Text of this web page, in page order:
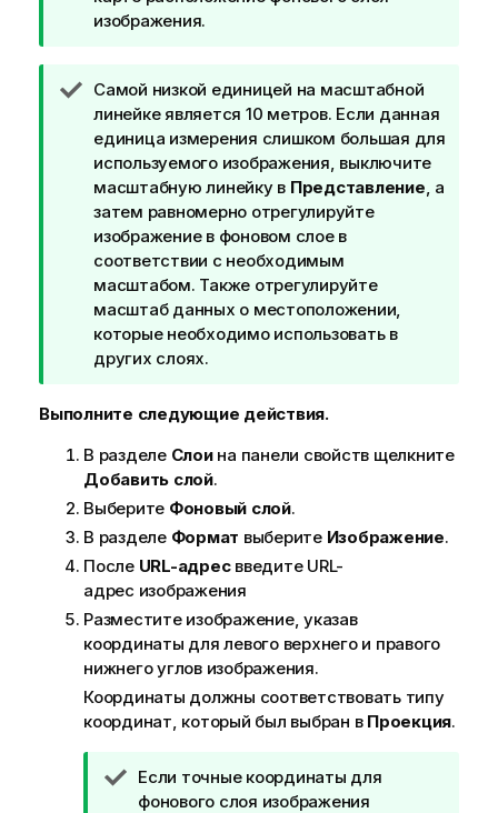
и
п
о
д
с
к
а
з
к
е
изображения.
П
р
и
м
е
ч
а
н
и
е
к
п
д
к
а
з
е
Самой низкой единицей на масштабной
линейке является 10 метров. Если данная
единица измерения слишком большая для
используемого изображения, выключите
масштабную линейку в Представление , а
затем равномерно отрегулируйте
изображение в фоновом слое в
соответствии с необходимым
масштабом. Также отрегулируйте
масштаб данных о местоположении,
которые необходимо использовать в
других слоях.
Выполните следующие действия.
В разделе Слоина панели свойств щелкните
Добавить слой.
Выберите Фоновый слой.
В разделе Формат выберите Изображение.
После URL-адресвведите URL-
адрес изображения
Разместите изображение, указав
координаты для левого верхнего и правого
нижнего углов изображения.
Координаты должны соответствовать типу
координат, который был выбран в Проекция.
П
р
Если точные координаты для
фонового слоя изображения